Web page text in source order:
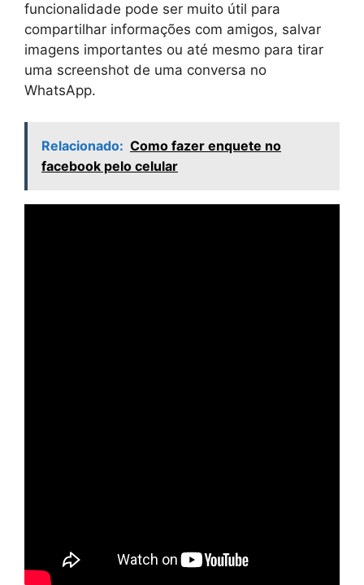
funcionalidade pode ser muito útil para
compartilhar informações com amigos, salvar
imagens importantes ou até mesmo para tirar
uma screenshot de uma conversa no
WhatsApp.
Relacionado: Como fazer enquete no
facebook pelo celular